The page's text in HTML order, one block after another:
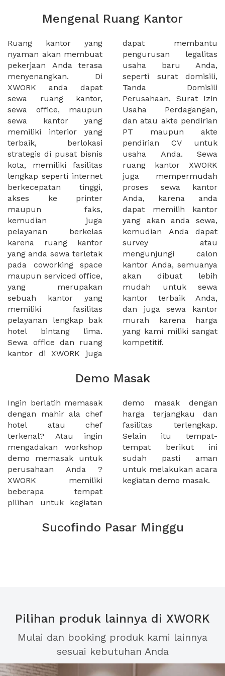
Mengenal Ruang Kantor
Ruang kantor yang
nyaman akan membuat
pekerjaan Anda terasa
menyenangkan. Di
XWORK anda dapat
sewa ruang kantor,
sewa office, maupun
sewa kantor yang
memiliki interior yang
terbaik, berlokasi
strategis di pusat bisnis
kota, memiliki fasilitas
lengkap seperti internet
berkecepatan tinggi,
akses ke printer
maupun faks,
kemudian juga
pelayanan berkelas
karena ruang kantor
yang anda sewa terletak
pada coworking space
maupun serviced office,
yang merupakan
sebuah kantor yang
memiliki fasilitas
pelayanan lengkap bak
hotel bintang lima.
Sewa office dan ruang
kantor di XWORK juga
dapat membantu
pengurusan legalitas
usaha baru Anda,
seperti surat domisili,
Tanda Domisili
Perusahaan, Surat Izin
Usaha Perdagangan,
dan atau akte pendirian
PT maupun akte
pendirian CV untuk
usaha Anda. Sewa
ruang kantor XWORK
juga mempermudah
proses sewa kantor
Anda, karena anda
dapat memilih kantor
yang akan anda sewa,
kemudian Anda dapat
survey atau
mengunjungi calon
kantor Anda, semuanya
akan dibuat lebih
mudah untuk sewa
kantor terbaik Anda,
dan juga sewa kantor
murah karena harga
yang kami miliki sangat
kompetitif.
Demo Masak
Ingin berlatih memasak
dengan mahir ala chef
hotel atau chef
terkenal? Atau ingin
mengadakan workshop
demo memasak untuk
perusahaan Anda ?
XWORK memiliki
beberapa tempat
pilihan untuk kegiatan
demo masak dengan
harga terjangkau dan
fasilitas terlengkap.
Selain itu tempat-
tempat berikut ini
sudah pasti aman
untuk melakukan acara
kegiatan demo masak.
Sucofindo Pasar Minggu
Pilihan produk lainnya di XWORK
Mulai dan booking produk kami lainnya
sesuai kebutuhan Anda